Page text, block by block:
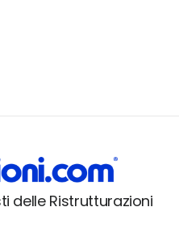
delle Ristrutturazioni